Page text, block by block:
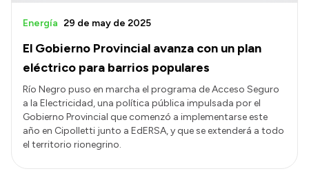
El Gobierno Provincial avanza con un plan
eléctrico para barrios populares
Energía 29 de may de 2025
Río Negro puso en marcha el programa de Acceso Seguro
a la Electricidad, una política pública impulsada por el
Gobierno Provincial que comenzó a implementarse este
año en Cipolletti junto a EdERSA, y que se extenderá a todo
el territorio rionegrino.